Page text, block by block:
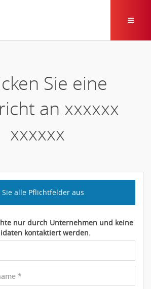
Sie eine
an xxxxxx
xxxxxx
alle Pflichtfelder aus
nur durch Unternehmen und keine
kontaktiert werden.